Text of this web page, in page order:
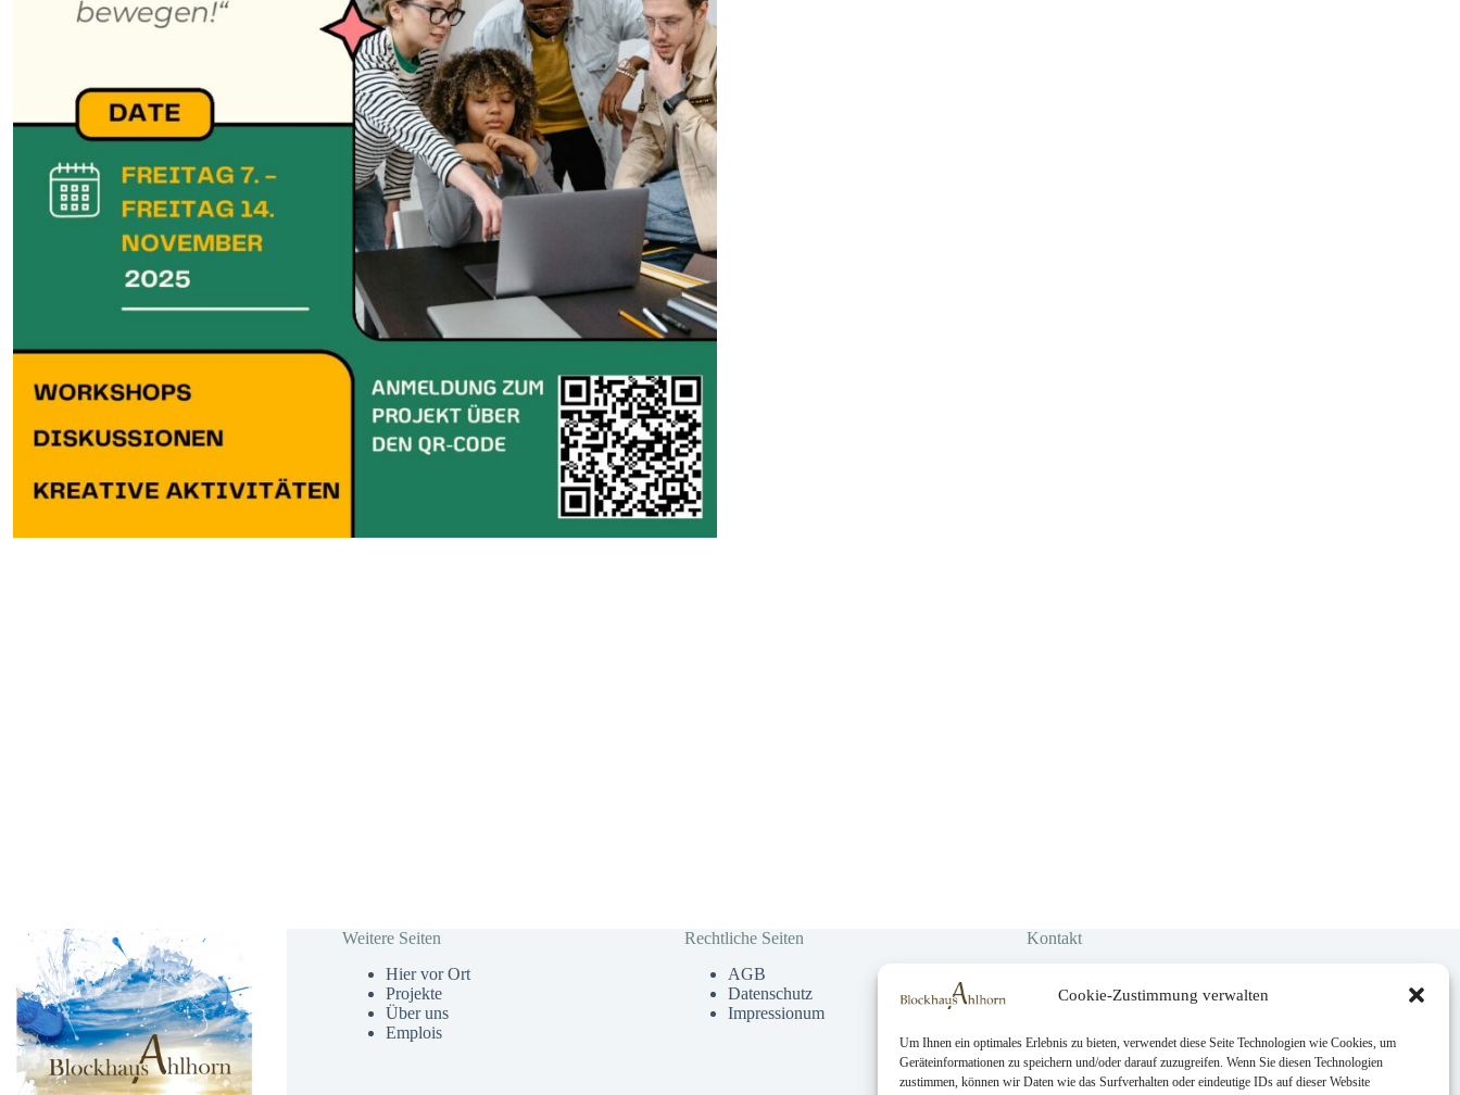
Cookie-Zustimmung verwalten
Um Ihnen ein optimales Erlebnis zu bieten, verwendet diese Seite Technologien wie Cookies, um
Geräteinformationen zu speichern und/oder darauf zuzugreifen. Wenn Sie diesen Technologien
zustimmen, können wir Daten wie das Surfverhalten oder eindeutige IDs auf dieser Website
Weitere Seiten
Hier vor Ort
Projekte
Über uns
Emplois
Rechtliche Seiten
AGB
Datenschutz
Impressionum
Kontakt
Dons